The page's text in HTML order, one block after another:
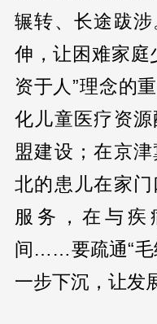
辗转、长途跋
伸，让困难家庭
资于人”理念的
化儿童医疗资
盟建设；在京
北的患儿在家
服务，在与疾
间……要疏通“毛
一步下沉，让发